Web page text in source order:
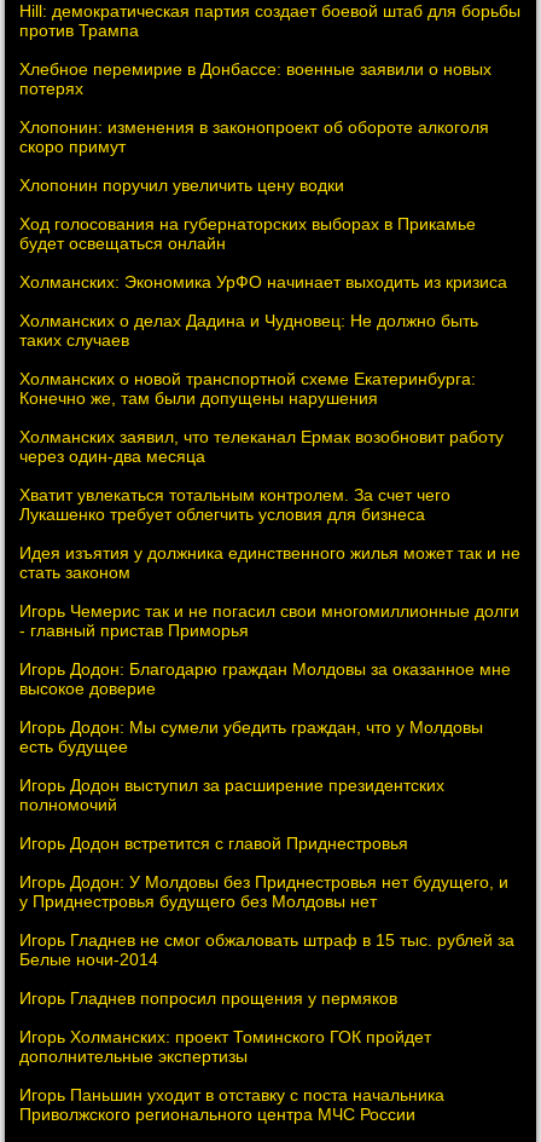
Hill: демократическая партия создает боевой штаб для борьбы
против Трампа
Хлебное перемирие в Донбассе: военные заявили о новых
потерях
Хлопонин: изменения в законопроект об обороте алкоголя
скоро примут
Хлопонин поручил увеличить цену водки
Ход голосования на губернаторских выборах в Прикамье
будет освещаться онлайн
Холманских: Экономика УрФО начинает выходить из кризиса
Холманских о делах Дадина и Чудновец: Не должно быть
таких случаев
Холманских о новой транспортной схеме Екатеринбурга:
Конечно же, там были допущены нарушения
Холманских заявил, что телеканал Ермак возобновит работу
через один-два месяца
Хватит увлекаться тотальным контролем. За счет чего
Лукашенко требует облегчить условия для бизнеса
Идея изъятия у должника единственного жилья может так и не
стать законом
Игорь Чемерис так и не погасил свои многомиллионные долги
- главный пристав Приморья
Игорь Додон: Благодарю граждан Молдовы за оказанное мне
высокое доверие
Игорь Додон: Мы сумели убедить граждан, что у Молдовы
есть будущее
Игорь Додон выступил за расширение президентских
полномочий
Игорь Додон встретится с главой Приднестровья
Игорь Додон: У Молдовы без Приднестровья нет будущего, и
у Приднестровья будущего без Молдовы нет
Игорь Гладнев не смог обжаловать штраф в 15 тыс. рублей за
Белые ночи-2014
Игорь Гладнев попросил прощения у пермяков
Игорь Холманских: проект Томинского ГОК пройдет
дополнительные экспертизы
Игорь Паньшин уходит в отставку с поста начальника
Приволжского регионального центра МЧС России